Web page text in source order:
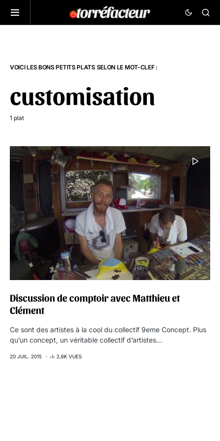
VOICI LES BONS PETITS PLATS SELON LE MOT-CLEF :
customisation
1 plat
Discussion de comptoir avec Matthieu et
Clément
Ce sont des artistes à la cool du collectif 9eme Concept. Plus
qu’un concept, un véritable collectif d’artistes…
20 JUIL. 2015 2,6K VUES